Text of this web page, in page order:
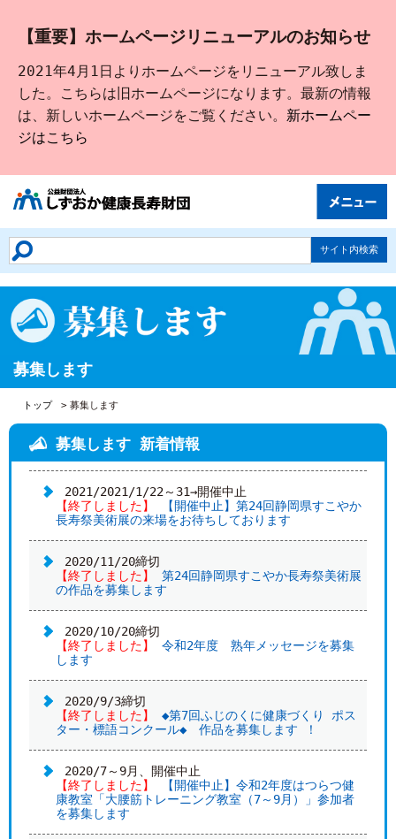
【重要】ホームページリニューアルのお知らせ
2021年4月1日よりホームページをリニューアル致しま
した。こちらは旧ホームページになります。最新の情報
は、新しいホームページをご覧ください。 新ホームペー
ジはこちら
生きがいづくり
財団について
募集します 貸し出します
募集します
トップ 募集します
募集します 新着情報
2021/2021/1/22～31→開催中止
【終了しました】
【開催中止】第24回静岡県すこやか
長寿祭美術展の来場をお待ちしております
2020/11/20締切
【終了しました】
第24回静岡県すこやか長寿祭美術展
の作品を募集します
2020/10/20締切
【終了しました】
令和2年度 熟年メッセージを募集
します
2020/9/3締切
【終了しました】
◆第7回ふじのくに健康づくり ポス
ター・標語コンクール◆ 作品を募集します ！
2020/7～9月、開催中止
【終了しました】
【開催中止】令和2年度はつらつ健
康教室「大腰筋トレーニング教室（7～9月）」参加者
を募集します